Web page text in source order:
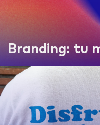
Branding: tu